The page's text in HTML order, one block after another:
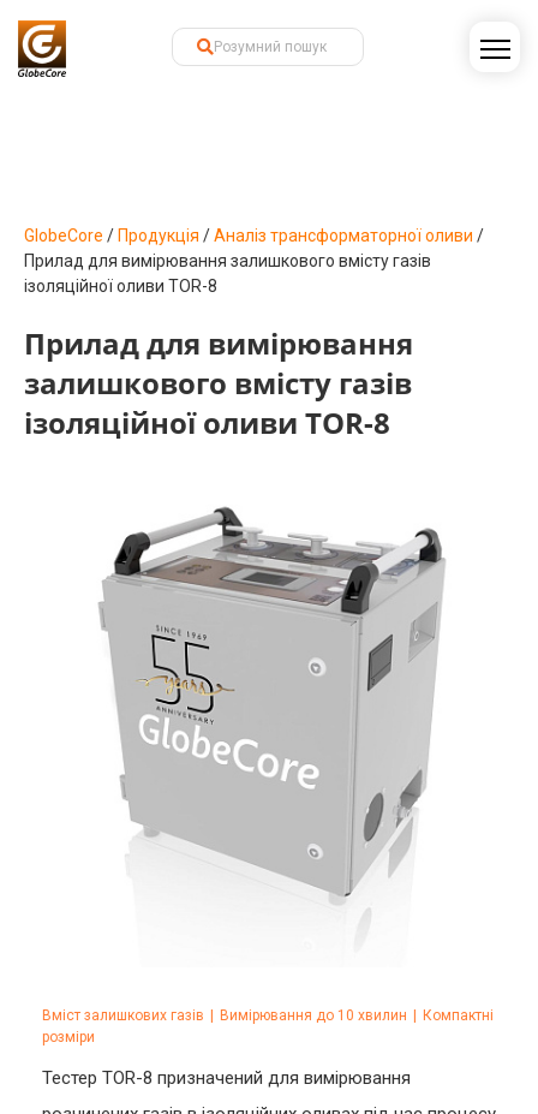
GlobeCore / Продукція /Аналіз трансформаторної оливи /
Прилад для вимірювання залишкового вмісту газів
ізоляційної оливи TOR-8
Прилад для вимірювання
залишкового вмісту газів
ізоляційної оливи TOR-8
Вміст залишкових газів Вимірювання до 10 хвилин
Компактні
розміри
Тестер TOR-8 призначений для вимірювання